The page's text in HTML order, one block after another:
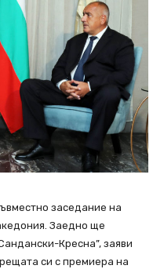
заседание на
Заедно ще
Кресна”, заяви
си с премиера на